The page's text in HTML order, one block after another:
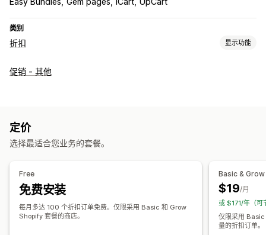
类别
折扣 显示功能
折扣类型
交叉销售折扣
编辑器工具
本地化
宣传活动 触发器和规则 地理位置 细分
促销 - 其他
定价
选择最适合您业务的套餐。
Free
免费安装
每月多达 100 个折扣订单免费。仅限采用 Basic 和 Grow
Shopify 套餐的商店。
Basic & Grow
$19/月
或 $171/年（可
仅限采用
量的折扣订单。